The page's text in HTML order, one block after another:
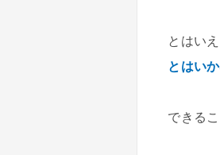
とはい
とはい
できる